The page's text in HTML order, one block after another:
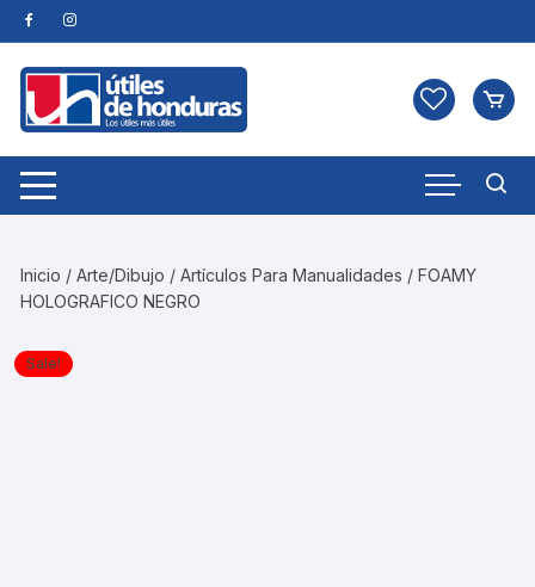
Skip
to
content
Inicio /Arte/Dibujo /Artículos Para Manualidades / FOAMY
HOLOGRAFICO NEGRO
Sale!